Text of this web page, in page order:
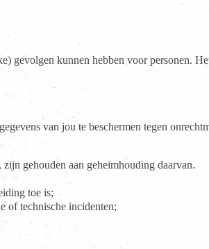
gevolgen kunnen hebben voor personen.
van jou te beschermen tegen
gehouden aan geheimhouding daarvan.
toe is;
of technische incidenten;